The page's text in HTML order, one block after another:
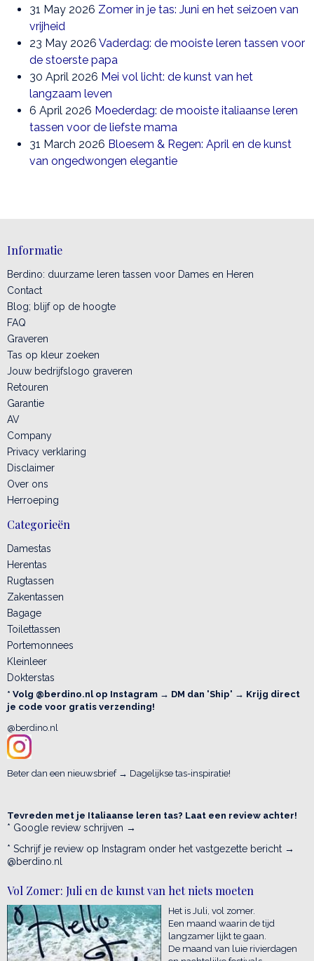
31 May 2026 Zomer in je tas: Juni en het seizoen van
vrijheid
23 May 2026 Vaderdag: de mooiste leren tassen voor
de stoerste papa
30 April 2026 Mei vol licht: de kunst van het
langzaam leven
6 April 2026 Moederdag: de mooiste italiaanse leren
tassen voor de liefste mama
31 March 2026 Bloesem & Regen: April en de kunst
van ongedwongen elegantie
Informatie
Berdino: duurzame leren tassen voor Dames en Heren
Contact
Blog; blijf op de hoogte
FAQ
Graveren
Tas op kleur zoeken
Jouw bedrijfslogo graveren
Retouren
Garantie
AV
Company
Privacy verklaring
Disclaimer
Over ons
Herroeping
Categorieën
Damestas
Herentas
Rugtassen
Zakentassen
Bagage
Toilettassen
Portemonnees
Kleinleer
Dokterstas
* Volg @berdino.nl op Instagram → DM dan 'Ship' → Krijg direct
je code voor gratis verzending!
@berdino.nl
Beter dan een nieuwsbrief → Dagelijkse tas-inspiratie!
Tevreden met je Italiaanse leren tas? Laat een review achter!
* Google review schrijven →
* Schrijf je review op Instagram onder het vastgezette bericht →
@berdino.nl
Vol Zomer: Juli en de kunst van het niets moeten
Het is Juli, vol zomer.
Een maand waarin de tijd
langzamer lijkt te gaan.
De maand van luie rivierdagen